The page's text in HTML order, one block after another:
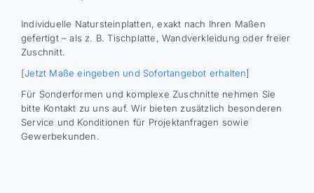
Individuelle Natursteinplatten, exakt nach Ihren Maßen
gefertigt – als z. B. Tischplatte, Wandverkleidung oder freier
Zuschnitt.
[Jetzt Maße eingeben und Sofortangebot erhalten]
Für Sonderformen und komplexe Zuschnitte nehmen Sie
bitte Kontakt zu uns auf. Wir bieten zusätzlich besonderen
Service und Konditionen für Projektanfragen sowie
Gewerbekunden.